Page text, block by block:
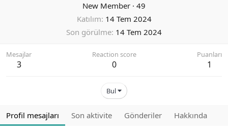
New Member · 49
Katılım 14 Tem 2024
Son görülme 14 Tem 2024
Mesajlar
3
Reaction score
0
Puanları
1
Bul
Profil mesajları Son aktivite Gönderiler Hakkında